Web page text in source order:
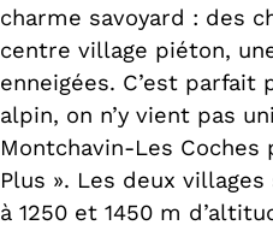
charme savoyard : des
centre village piéton,
enneigées. C’est
alpin, on n’y vient pas
Montchavin-Les
Plus ». Les deux
à 1250 et 1450 m